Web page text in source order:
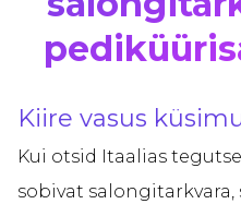
Kiire vasus
Kui otsid Itaalias
sobivat